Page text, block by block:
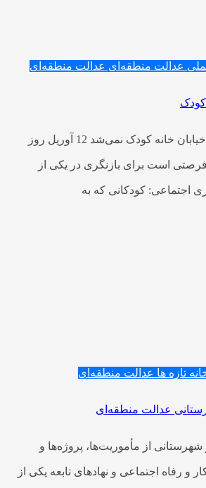
عدالت منطقه‌ای عدالت منطقه‌ای
کودک
اگر توسعه عادلانه بود، خیابان خانه کودک نمی‌شد 12 آوریل روز
فرصتی است برای بازنگری در یکی از
اجتماعی: کودکانی که به
تازه ها عدالت منطقه‌ای
عدالت منطقه‌ای
از مأموریت‌ها، پروژه‌ها و
و رفاه اجتماعی و نهادهای تابعه یکی از